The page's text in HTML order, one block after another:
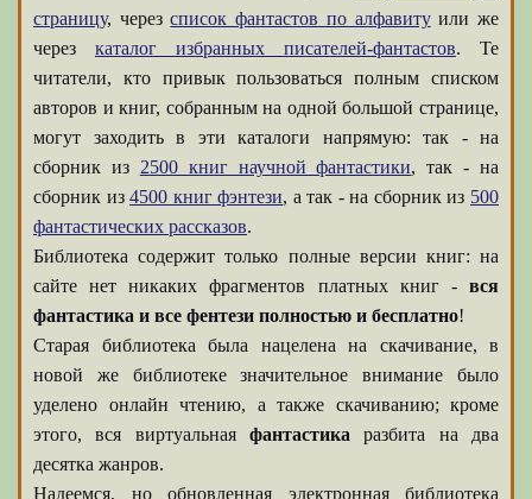
страницу, черезсписок фантастов по алфавитуили же
через каталог избранных писателей-фантастов. Те
читатели, кто привык пользоваться полным списком
авторов и книг, собранным на одной большой странице,
могут заходить в эти каталоги напрямую: так - на
сборник из 2500 книг научной фантастики, так - на
сборник из4500 книг фэнтези, а так - на сборник из 500
фантастических рассказов.
Библиотека содержит только полные версии книг: на
сайте нет никаких фрагментов платных книг - вся
фантастика и все фентези полностью и бесплатно!
Старая библиотека была нацелена на скачивание, в
новой же библиотеке значительное внимание было
уделено онлайн чтению, а также скачиванию; кроме
этого, вся виртуальная фантастика разбита на два
десятка жанров.
Надеемся, но обновленная электронная библиотека